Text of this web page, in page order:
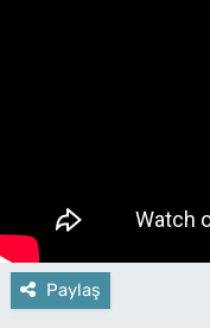
Paylaş